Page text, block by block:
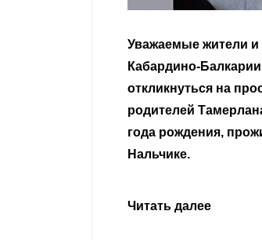
Уважаемые земляки
неравнодушные
Читать далее